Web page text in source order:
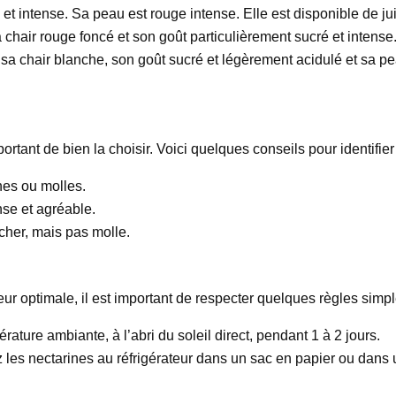
intense. Sa peau est rouge intense. Elle est disponible de
rouge foncé et son goût particulièrement sucré et
chair blanche, son goût sucré et légèrement acidulé et sa
de bien la choisir. Voici quelques conseils pour
ou molles.
et agréable.
mais pas molle.
optimale, il est important de respecter quelques règles
ambiante, à l’abri du soleil direct, pendant 1 à 2 jours.
nectarines au réfrigérateur dans un sac en papier ou